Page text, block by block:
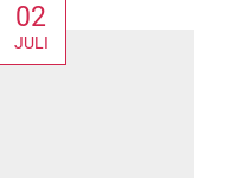
02
JULI